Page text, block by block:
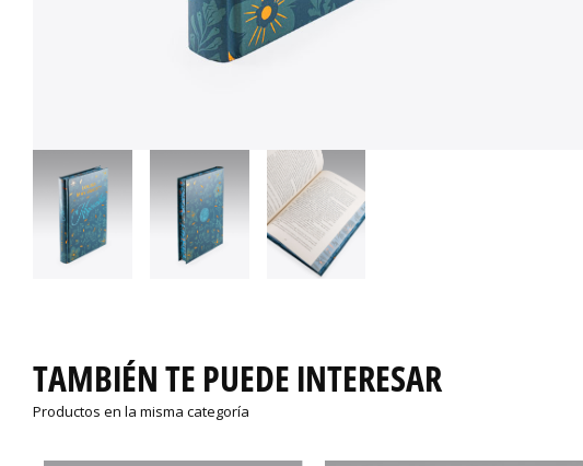
TAMBIÉN TE PUEDE INTERESAR
Productos en la misma categoría